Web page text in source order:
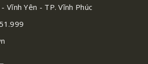
Vĩnh Yên - TP. Vĩnh Phúc